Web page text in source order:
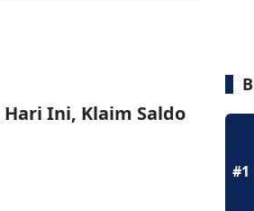
Ini, Klaim Saldo
#1